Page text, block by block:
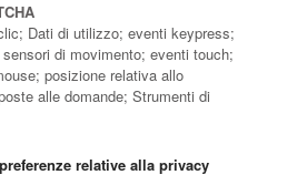
Dati di utilizzo; eventi keypress;
di movimento; eventi touch;
posizione relativa allo
alle domande; Strumenti di
relative alla privacy